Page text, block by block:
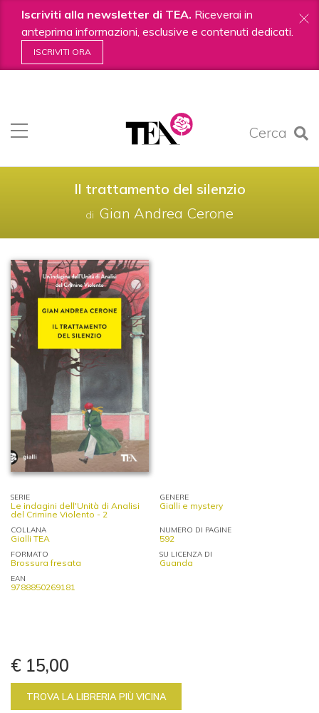
Iscriviti alla newsletter di TEA. Riceverai in
anteprima informazioni, esclusive e contenuti dedicati.
ISCRIVITI ORA
Cerca
contenuti.
|
Il trattamento del silenzio
di Gian Andrea Cerone
SERIE
Le indagini dell'Unità di Analisi
del Crimine Violento - 2
GENERE
Gialli e mystery
COLLANA
Gialli TEA
NUMERO DI PAGINE
592
FORMATO
Brossura fresata
SU LICENZA DI
Guanda
EAN
9788850269181
€ 15,00
TROVA LA LIBRERIA PIÙ VICINA